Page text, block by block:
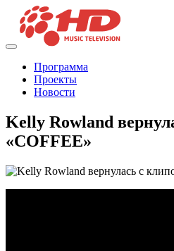
Программа
Проекты
Новости
Kelly Rowland
«COFFEE»